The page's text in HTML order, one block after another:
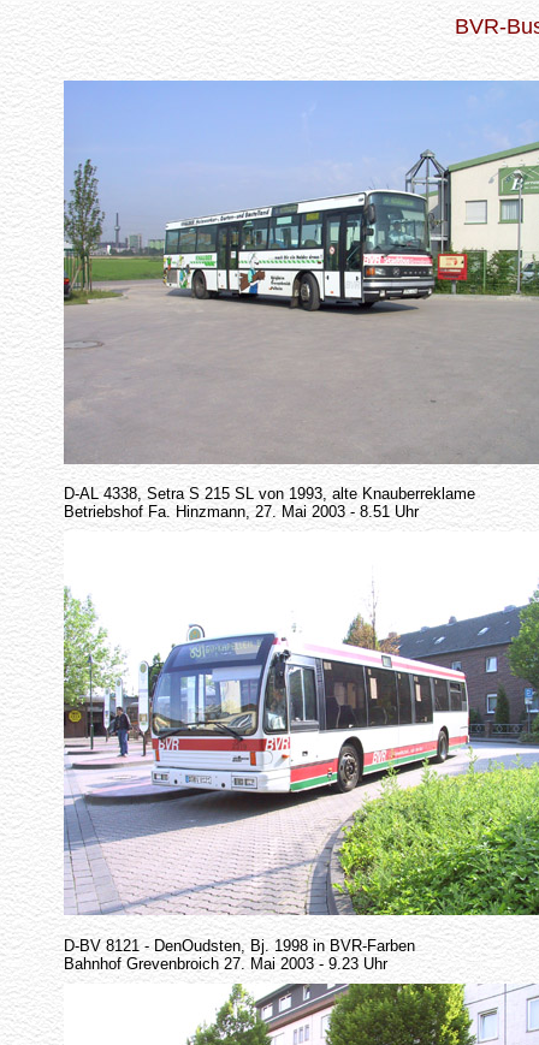
BVR-
D-AL 4338, Setra S 215 SL von 1993, alte Knauberreklame
Betriebshof Fa. Hinzmann, 27. Mai 2003 - 8.51 Uhr
D-BV 8121 - DenOudsten, Bj. 1998 in BVR-Farben
Bahnhof Grevenbroich 27. Mai 2003 - 9.23 Uhr